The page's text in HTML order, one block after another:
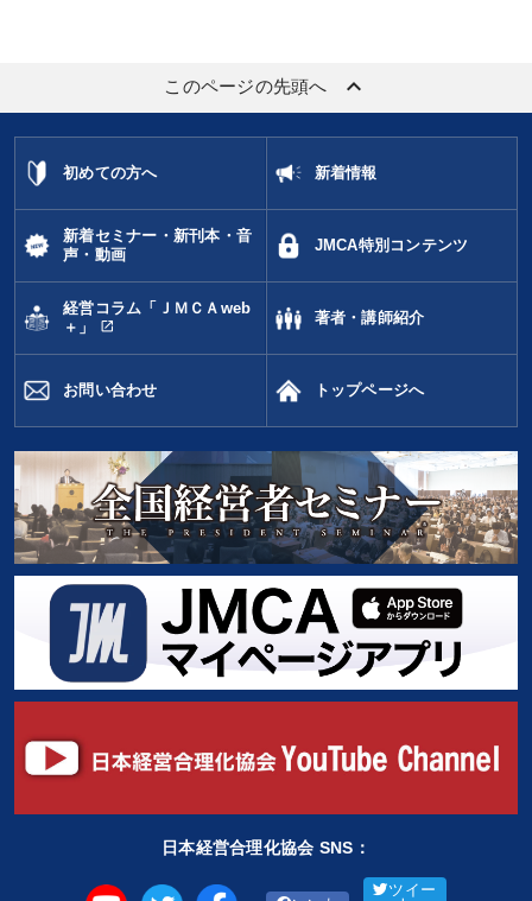
このページの先頭へ keyboard_arrow_up
初めての方へ 新着情報
新着セミナー・新刊本・音
声・動画
JMCA特別コンテンツ
経営コラム「ＪＭＣＡweb
＋」
open_in_new
著者・講師紹介
お問い合わせ トップページへ
日本経営合理化協会 SNS：
ツイー